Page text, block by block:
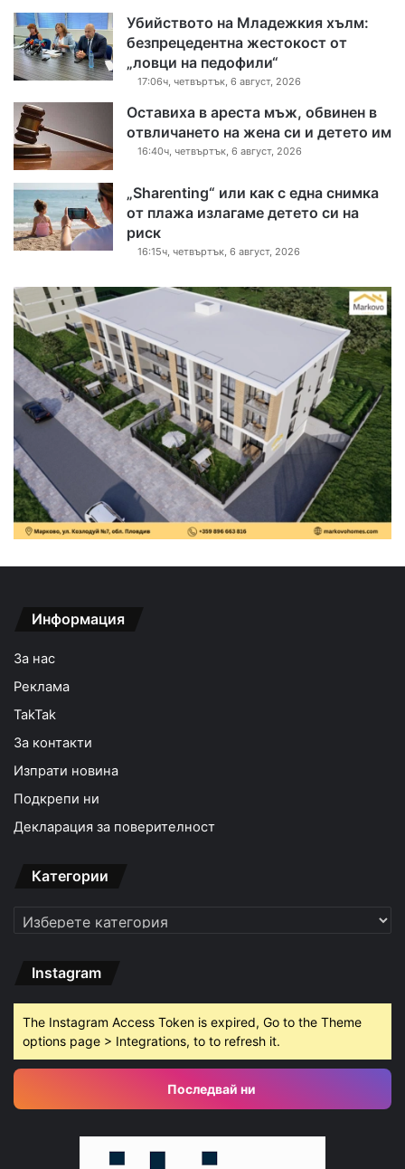
Убийството на Младежкия хълм:
безпрецедентна жестокост от
„ловци на педофили“
17:06ч, четвъртък, 6 август, 2026
Оставиха в ареста мъж, обвинен в
отвличането на жена си и детето им
16:40ч, четвъртък, 6 август, 2026
„Sharenting“ или как с една снимка
от плажа излагаме детето си на
риск
16:15ч, четвъртък, 6 август, 2026
Информация
За нас
Реклама
TakTak
За контакти
Изпрати новина
Подкрепи ни
Декларация за поверителност
Категории
Категории
Instagram
The Instagram Access Token is expired, Go to the Theme
options page > Integrations, to to refresh it.
Последвай ни